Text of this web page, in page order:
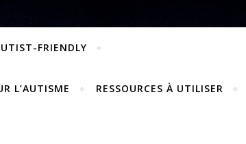
FRIENDLY
L’AUTISME RESSOURCES À UTILISER